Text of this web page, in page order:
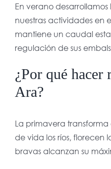
En verano
nuestras actividades en
mantiene un caudal
regulación de sus
¿Por qué
Ara?
La primavera transforma
de vida los ríos, florecen
bravas alcanzan su